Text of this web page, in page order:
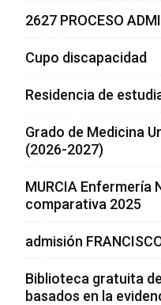
2627 PROCESO
Cupo discapacidad
Residencia de
Grado de Medicina
(2026-2027)
MURCIA Enfermería
comparativa 2025
admisión
Biblioteca gratuita
basados en la